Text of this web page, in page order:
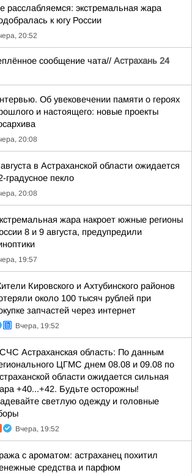
расслабляемся: экстремальная жара
к югу России
20:52
сообщение чата// Астрахань 24
Об увековечении памяти о героях
и настоящего: новые проекты
20:08
в Астраханской области ожидается
градусное пекло
20:08
жара накроет южные регионы
8 и 9 августа, предупредили
19:57
Кировского и Ахтубинского районов
около 100 тысяч рублей при
запчастей через интернет
Вчера, 19:52
Астраханская область: По данным
ЦГМС днем 08.08 и 09.08 по
области ожидается сильная
+40...+42. Будьте осторожны!
светлую одежду и головные
Вчера, 19:52
с ароматом: астраханец похитил
средства и парфюм